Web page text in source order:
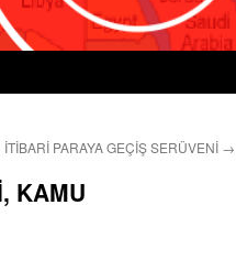
İTİBARİ PARAYA GEÇİŞ SERÜVENİ →
KAMU